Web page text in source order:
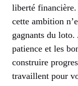
liberté financière.
cette ambition
gagnants du
patience et les
construire
travaillent pour